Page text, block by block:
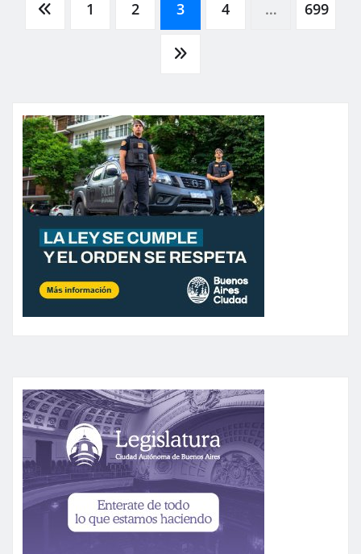
Paginación
entradas
1 2 3 4 … 699